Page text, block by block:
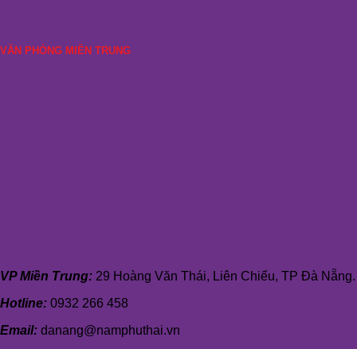
VĂN PHÒNG MIỀN TRUNG
VP Miền Trung: 29 Hoàng Văn Thái, Liên Chiểu, TP Đà Nẵng.
Hotline: 0932 266 458
Email: danang@namphuthai.vn